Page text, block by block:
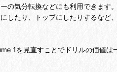
気分転換などにも利用できます
たり、トップにしたりするなど
1を見直すことでドリルの価値は